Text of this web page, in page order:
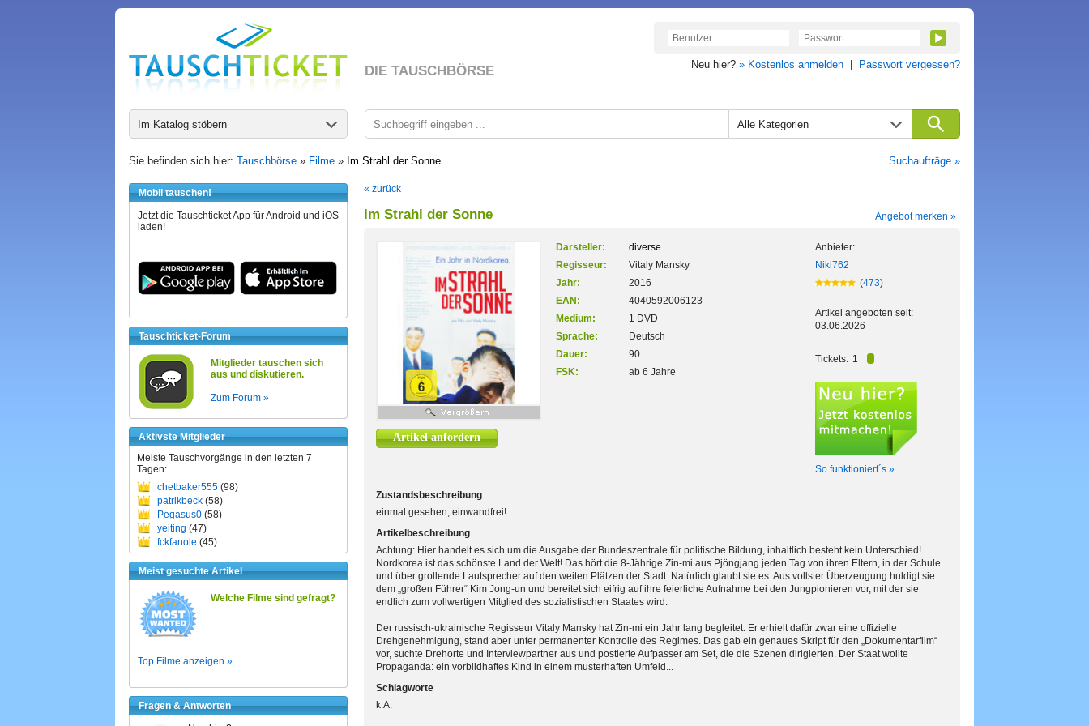
DIE TAUSCHBÖRSE Neu hier? » Kostenlos anmelden Passwort vergessen?
Im Katalog stöbern Alle Kategorien
Sie befinden sich hier: Tauschbörse » Filme » Im Strahl der Sonne Suchaufträge »
Mobil tauschen!
Jetzt die Tauschticket App für Android und iOS
laden!
Tauschticket-Forum
Mitglieder tauschen sich
aus und diskutieren.
Zum Forum »
Aktivste Mitglieder
Meiste Tauschvorgänge in den letzten 7
Tagen:
chetbaker555 (98)
patrikbeck (58)
Pegasus0 (58)
yeiting (47)
fckfanole (45)
Meist gesuchte Artikel
Welche Filme sind gefragt?
Top Filme anzeigen »
Fragen & Antworten
« zurück
Im Strahl der Sonne Angebot merken »
Artikel anfordern
Darsteller:
diverse
Regisseur:
Vitaly Mansky
Jahr:
2016
EAN:
4040592006123
Medium:
1 DVD
Sprache:
Deutsch
Dauer:
90
FSK:
ab 6 Jahre
Anbieter:
Niki762
(473)
Artikel angeboten seit:
03.06.2026
Tickets: 1
So funktioniert´s »
Zustandsbeschreibung
einmal gesehen, einwandfrei!
Artikelbeschreibung
Achtung: Hier handelt es sich um die Ausgabe der Bundeszentrale für politische Bildung, inhaltlich besteht kein Unterschied!
Nordkorea ist das schönste Land der Welt! Das hört die 8-Jährige Zin-mi aus Pjöngjang jeden Tag von ihren Eltern, in der Schule
und über grollende Lautsprecher auf den weiten Plätzen der Stadt. Natürlich glaubt sie es. Aus vollster Überzeugung huldigt sie
dem „großen Führer“ Kim Jong-un und bereitet sich eifrig auf ihre feierliche Aufnahme bei den Jungpionieren vor, mit der sie
endlich zum vollwertigen Mitglied des sozialistischen Staates wird.
Der russisch-ukrainische Regisseur Vitaly Mansky hat Zin-mi ein Jahr lang begleitet. Er erhielt dafür zwar eine offizielle
Drehgenehmigung, stand aber unter permanenter Kontrolle des Regimes. Das gab ein genaues Skript für den „Dokumentarfilm“
vor, suchte Drehorte und Interviewpartner aus und postierte Aufpasser am Set, die die Szenen dirigierten. Der Staat wollte
Propaganda: ein vorbildhaftes Kind in einem musterhaften Umfeld...
Schlagworte
k.A.